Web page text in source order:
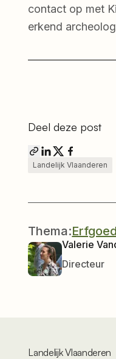
contact op met
erkend
Deel deze post
Landelijk Vlaanderen
Valerie
Directeur
Thema:Erfgoed
Landelijk Vlaanderen